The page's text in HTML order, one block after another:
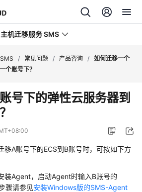
主机迁移服务 SMS
/ 常见问题 / 产品咨询 / 如何迁移一个
个账号下？
号下的弹性云服务器到
移A账号下的ECS到B账号时，可按如下方
装Agent，启动Agent时输入B账号的
骤请参见安装Windows版的SMS-Agent